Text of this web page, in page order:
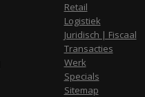
Retail
Logistiek
Juridisch | Fiscaal
Transacties
Werk
Specials
Sitemap